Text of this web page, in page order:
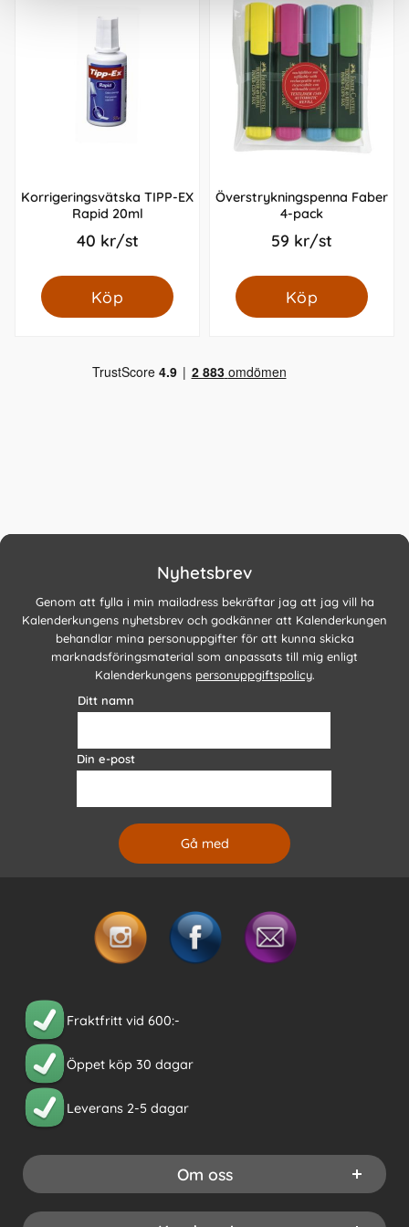
Korrigeringsvätska TIPP-EX
Rapid 20ml
40 kr/st
Köp
Överstrykningspenna Faber
4-pack
59 kr/st
Köp
Nyhetsbrev
Genom att fylla i min mailadress bekräftar jag att jag vill ha
Kalenderkungens nyhetsbrev och godkänner att Kalenderkungen
behandlar mina personuppgifter för att kunna skicka
marknadsföringsmaterial som anpassats till mig enligt
Kalenderkungens personuppgiftspolicy.
Ditt namn
Din e-post
Fraktfritt vid 600:-
Öppet köp 30 dagar
Leverans 2-5 dagar
Om oss